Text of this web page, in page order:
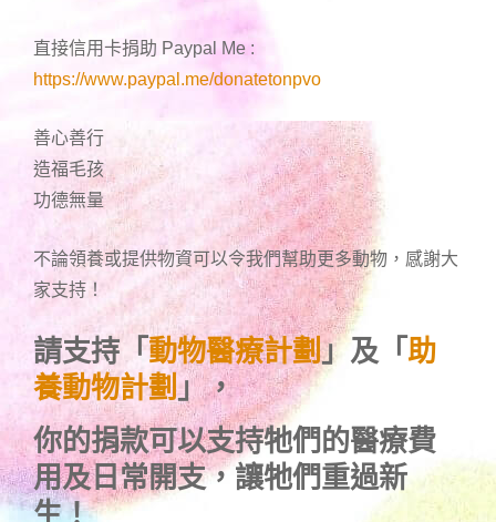
直接信用卡捐助 Paypal Me :
https://www.paypal.me/donatetonpvo
善心善行
造福毛孩
功德無量
不論領養或提供物資可以令我們幫助更多動物，感謝大
家支持！
請支持「動物醫療計劃」及「 助
養動物計劃 」，
你的捐款可以支持牠們的醫療費
用及日常開支，讓牠們重過新
生！